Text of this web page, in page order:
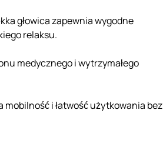
głowica zapewnia wygodne
relaksu.
medycznego i wytrzymałego
i łatwość użytkowania bez